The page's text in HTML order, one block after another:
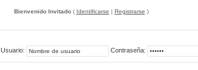
Bienvenido Invitado( Identificarse | Registrarse )
Usuario: Contraseña: